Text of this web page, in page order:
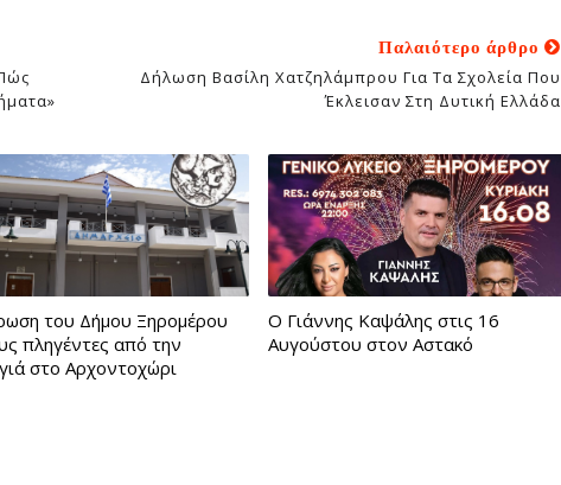
Παλαιότερο άρθρο
Δήλωση Βασίλη Χατζηλάμπρου Για Τα Σχολεία Που
Έκλεισαν Στη Δυτική Ελλάδα
του Δήμου Ξηρομέρου
πληγέντες από την
στο Αρχοντοχώρι
Ο Γιάννης Καψάλης στις 16
Αυγούστου στον Αστακό